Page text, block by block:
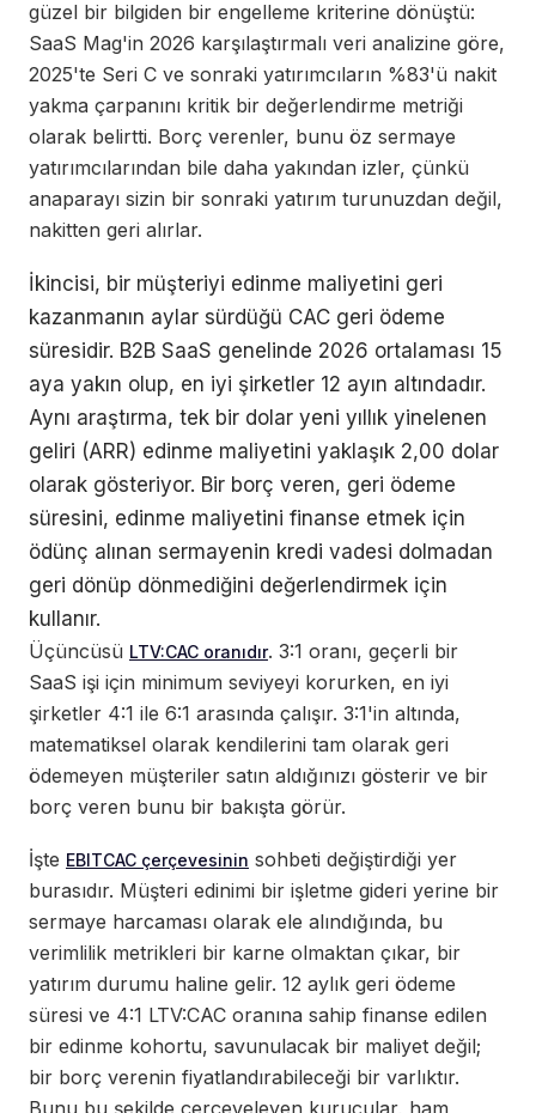
güzel bir bilgiden bir engelleme kriterine dönüştü:
SaaS Mag'in 2026 karşılaştırmalı veri analizine göre,
2025'te Seri C ve sonraki yatırımcıların %83'ü nakit
yakma çarpanını kritik bir değerlendirme metriği
olarak belirtti. Borç verenler, bunu öz sermaye
yatırımcılarından bile daha yakından izler, çünkü
anaparayı sizin bir sonraki yatırım turunuzdan değil,
nakitten geri alırlar.
İkincisi, bir müşteriyi edinme maliyetini geri
kazanmanın aylar sürdüğü CAC geri ödeme
süresidir. B2B SaaS genelinde 2026 ortalaması 15
aya yakın olup, en iyi şirketler 12 ayın altındadır.
Aynı araştırma, tek bir dolar yeni yıllık yinelenen
geliri (ARR) edinme maliyetini yaklaşık 2,00 dolar
olarak gösteriyor. Bir borç veren, geri ödeme
süresini, edinme maliyetini finanse etmek için
ödünç alınan sermayenin kredi vadesi dolmadan
geri dönüp dönmediğini değerlendirmek için
kullanır.
Üçüncüsü LTV:CAC oranıdır. 3:1 oranı, geçerli bir
SaaS işi için minimum seviyeyi korurken, en iyi
şirketler 4:1 ile 6:1 arasında çalışır. 3:1'in altında,
matematiksel olarak kendilerini tam olarak geri
ödemeyen müşteriler satın aldığınızı gösterir ve bir
borç veren bunu bir bakışta görür.
İşte EBITCAC çerçevesinin sohbeti değiştirdiği yer
burasıdır. Müşteri edinimi bir işletme gideri yerine bir
sermaye harcaması olarak ele alındığında, bu
verimlilik metrikleri bir karne olmaktan çıkar, bir
yatırım durumu haline gelir. 12 aylık geri ödeme
süresi ve 4:1 LTV:CAC oranına sahip finanse edilen
bir edinme kohortu, savunulacak bir maliyet değil;
bir borç verenin fiyatlandırabileceği bir varlıktır.
Bunu bu şekilde çerçeveleyen kurucular, ham